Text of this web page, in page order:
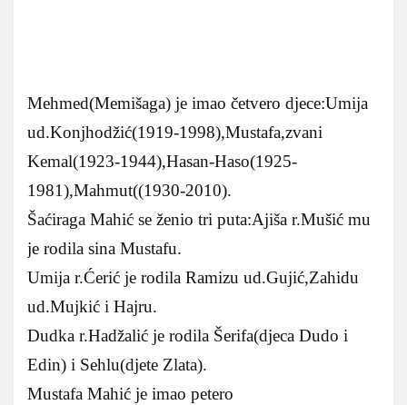
Mehmed(Memišaga) je imao četvero djece:Umija
ud.Konjhodžić(1919-1998),Mustafa,zvani
Kemal(1923-1944),Hasan-Haso(1925-
1981),Mahmut((1930-2010).
Šaćiraga Mahić se ženio tri puta:Ajiša r.Mušić mu
je rodila sina Mustafu.
Umija r.Ćerić je rodila Ramizu ud.Gujić,Zahidu
ud.Mujkić i Hajru.
Dudka r.Hadžalić je rodila Šerifa(djeca Dudo i
Edin) i Sehlu(djete Zlata).
Mustafa Mahić je imao petero